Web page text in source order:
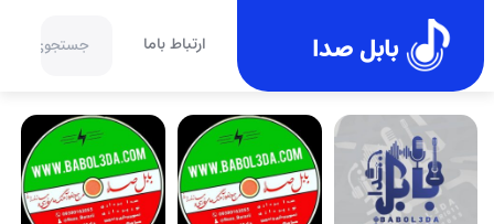
بابل صدا ارتباط باما